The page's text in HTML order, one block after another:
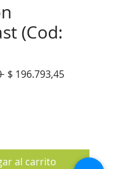
(Cod:
Precio
$ 196.793,45Precio
al carrito